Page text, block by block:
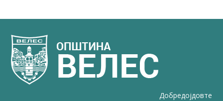
Добредојдовте